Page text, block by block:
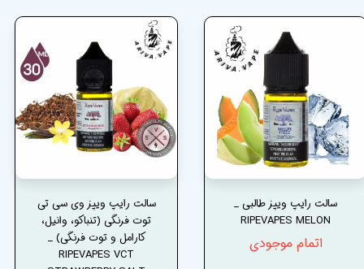
سالت رایپ ویپز طالبی _
RIPEVAPES MELON
اتمام موجودی
سالت رایپ ویپز وی سی تی
توت فرنگی (تنباکو، وانیل،
کارامل و توت فرنگی) _
RIPEVAPES VCT